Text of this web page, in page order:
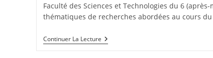
Faculté des Sciences et Technologies du 6
thématiques de recherches abordées au cours
Continuer La Lecture